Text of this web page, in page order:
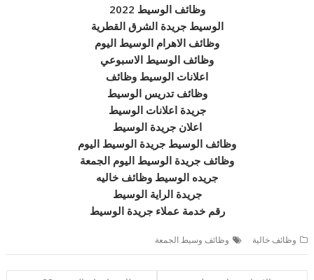
وظائف الوسيط 2022
الوسيط جريدة الشرق القطرية
وظائف الاهرام الوسيط اليوم
وظائف الوسيط الاسبوعي
اعلانات الوسيط وظائف
وظائف تدريس الوسيط
جريدة اعلانات الوسيط
اعلان جريدة الوسيط
وظائف الوسيط جريدة الوسيط اليوم
وظائف جريدة الوسيط اليوم الجمعة
جريده الوسيط وظائف خاليه
جريدة الراية الوسيط
رقم خدمة عملاء جريدة الوسيط
وظائف خالية وظائف وسيط الجمعة